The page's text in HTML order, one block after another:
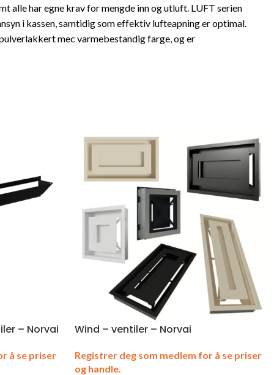
alle har egne krav for mengde inn og utluft. LUFT serien
i kassen, samtidig som effektiv lufteapning er optimal.
mec varmebestandig farge, og er
– Norvai
å se priser
Wind – ventiler – Norvai
Registrer deg som medlem for å se priser
og handle.